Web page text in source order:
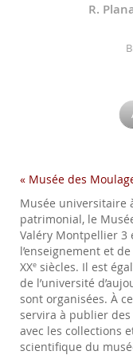
R.
« Musée des
Musée universitaire
patrimonial, le
Valéry Montpellier
l’enseignement et
XXe siècles. Il est
de l’université
sont organisées. À
servira à publier
avec les collections
scientifique du